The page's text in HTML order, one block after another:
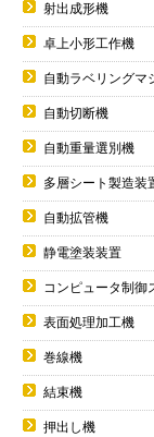
射出成形機
卓上小形工作機
自動ラベリングマ
自動切断機
自動重量選別機
多層シート製造装
自動拡管機
静電塗装装置
コンピュータ制御
表面処理加工機
巻線機
結束機
押出し機